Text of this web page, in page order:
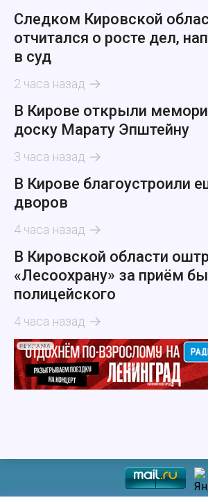
Следком Кировской
отчитался о росте дел,
в суд
2 часа назад
В Кирове открыли
доску Марату Эпштейну
3 часа назад
В Кирове благоустроили
дворов
4 часа назад
В Кировской области
«Лесоохрану» за приём
полицейского
4 часа назад
РЕКЛАМА